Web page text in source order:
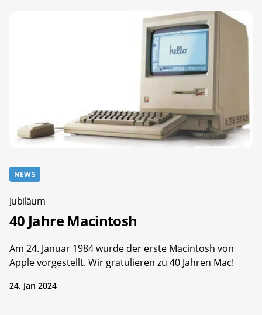
NEWS
Jubiläum
40 Jahre Macintosh
Am 24. Januar 1984 wurde der erste Macintosh von
Apple vorgestellt. Wir gratulieren zu 40 Jahren Mac!
24. Jan 2024